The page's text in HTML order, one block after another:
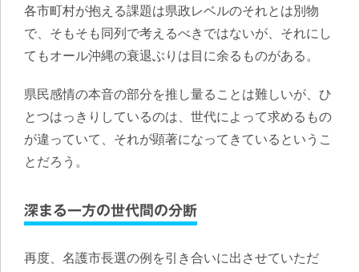
各市町村が抱える課題は県政レベルのそれとは別物
で、そもそも同列で考えるべきではないが、それにし
てもオール沖縄の衰退ぶりは目に余るものがある。
県民感情の本音の部分を推し量ることは難しいが、ひ
とつはっきりしているのは、世代によって求めるもの
が違っていて、それが顕著になってきているというこ
とだろう。
深まる一方の世代間の分断
再度、名護市長選の例を引き合いに出させていただ